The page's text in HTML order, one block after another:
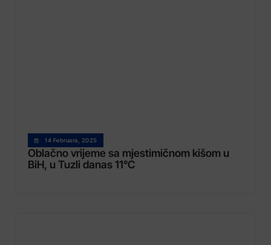
14 Februara, 2025
Oblačno vrijeme sa mjestimičnom kišom u
BiH, u Tuzli danas 11°C